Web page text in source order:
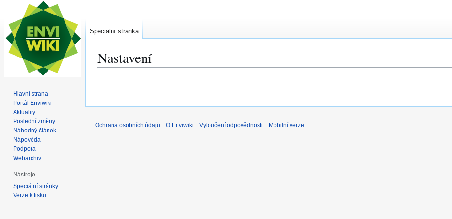
Nastavení
Speciální stránka
Hlavní strana
Portál Enviwiki
Aktuality
Poslední změny
Náhodný článek
Nápověda
Podpora
Webarchiv
Nástroje
Speciální stránky
Verze k tisku
Ochrana osobních údajů O Enviwiki Vyloučení odpovědnosti Mobilní verze